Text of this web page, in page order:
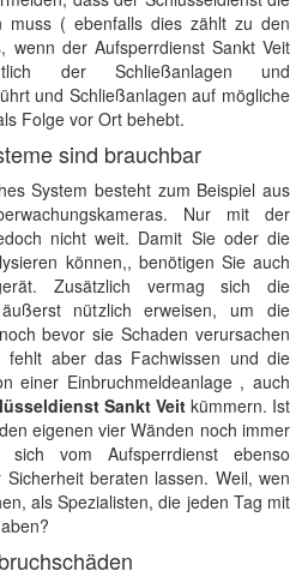
muss ( ebenfalls dies zählt zu den
wenn der Aufsperrdienst Sankt Veit
der Schließanlagen und
und Schließanlagen auf mögliche
Folge vor Ort behebt.
sind brauchbar
System besteht zum Beispiel aus
Nur mit der
nicht weit. Damit Sie oder die
können,, benötigen Sie auch
Zusätzlich vermag sich die
nützlich erweisen, um die
bevor sie Schaden verursachen
fehlt aber das Fachwissen und die
einer Einbruchmeldeanlage , auch
Sankt Veit kümmern. Ist
eigenen vier Wänden noch immer
vom Aufsperrdienst ebenso
beraten lassen. Weil, wen
als Spezialisten, die jeden Tag mit